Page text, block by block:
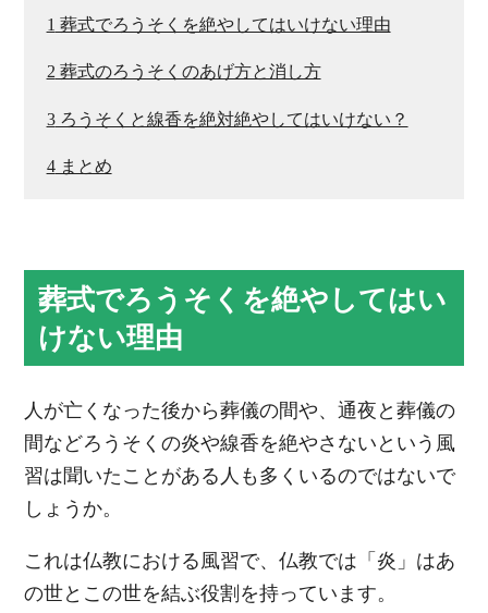
1 葬式でろうそくを絶やしてはいけない理由
2葬式のろうそくのあげ方と消し方
3ろうそくと線香を絶対絶やしてはいけない？
4まとめ
葬式でろうそくを絶やしてはい
けない理由
人が亡くなった後から葬儀の間や、通夜と葬儀の
間などろうそくの炎や線香を絶やさないという風
習は聞いたことがある人も多くいるのではないで
しょうか。
これは仏教における風習で、仏教では「炎」はあ
の世とこの世を結ぶ役割を持っています。